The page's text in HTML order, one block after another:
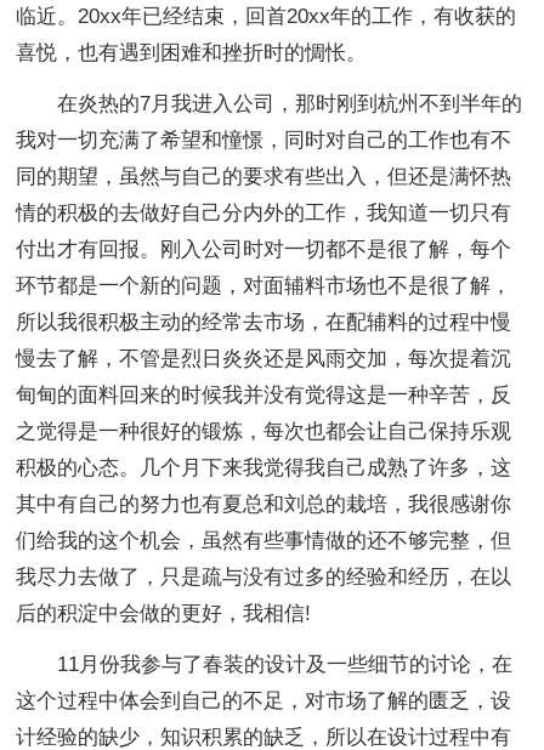
临近。20xx年已经结束，回首20xx年的工作，有收获的
喜悦，也有遇到困难和挫折时的惆怅。
在炎热的7月我进入公司，那时刚到杭州不到半年的
我对一切充满了希望和憧憬，同时对自己的工作也有不
同的期望，虽然与自己的要求有些出入，但还是满怀热
情的积极的去做好自己分内外的工作，我知道一切只有
付出才有回报。刚入公司时对一切都不是很了解，每个
环节都是一个新的问题，对面辅料市场也不是很了解，
所以我很积极主动的经常去市场，在配辅料的过程中慢
慢去了解，不管是烈日炎炎还是风雨交加，每次提着沉
甸甸的面料回来的时候我并没有觉得这是一种辛苦，反
之觉得是一种很好的锻炼，每次也都会让自己保持乐观
积极的心态。几个月下来我觉得我自己成熟了许多，这
其中有自己的努力也有夏总和刘总的栽培，我很感谢你
们给我的这个机会，虽然有些事情做的还不够完整，但
我尽力去做了，只是疏与没有过多的经验和经历，在以
后的积淀中会做的更好，我相信!
11月份我参与了春装的设计及一些细节的讨论，在
这个过程中体会到自己的不足，对市场了解的匮乏，设
计经验的缺少，知识积累的缺乏，所以在设计过程中有